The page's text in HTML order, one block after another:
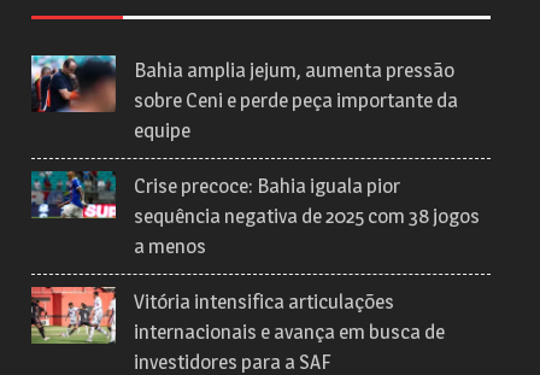
Bahia amplia jejum, aumenta pressão
sobre Ceni e perde peça importante da
equipe
Crise precoce: Bahia iguala pior
sequência negativa de 2025 com 38 jogos
a menos
Vitória intensifica articulações
internacionais e avança em busca de
investidores para a SAF